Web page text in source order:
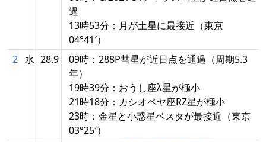
過
13時53分：月が土星に最接近（東京
04°41′）
2 水 28.9
09時：288P彗星が近日点を通過（周期5.3
年）
19時39分：おうし座λ星が極小
21時18分：カシオペヤ座RZ星が極小
23時：金星と小惑星ベスタが最接近（東京
03°25′）